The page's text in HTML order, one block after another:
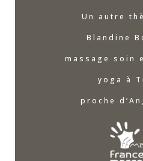
Un autre
Blandine
massage soin
yoga à
proche